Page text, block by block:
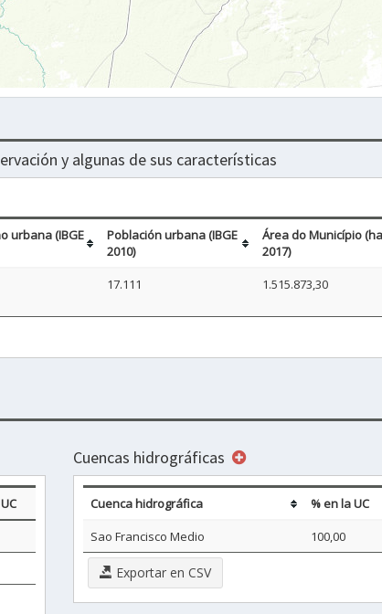
y algunas de sus características
urbana (IBGE
Población urbana (IBGE
2010)
Área do Município
2017)
17.111 1.515.873,30
Cuencas hidrográficas
Cuenca hidrográfica
% en la UC
Sao Francisco Medio
100,00
Exportar en CSV